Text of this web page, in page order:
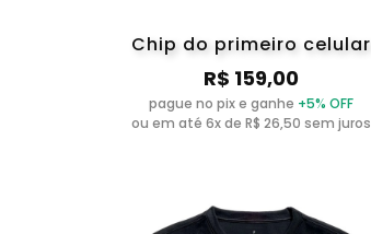
Chip do primeiro celular
R$ 159,00
pague no pix e ganhe +5% OFF
ou em até 6x de R$ 26,50 sem juros